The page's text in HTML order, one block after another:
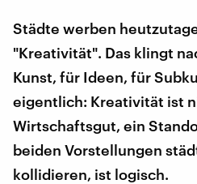
Städte werben
"Kreativität". Das klingt
Kunst, für Ideen, für
eigentlich: Kreativität ist
Wirtschaftsgut, ein
beiden Vorstellungen
kollidieren, ist logisch.